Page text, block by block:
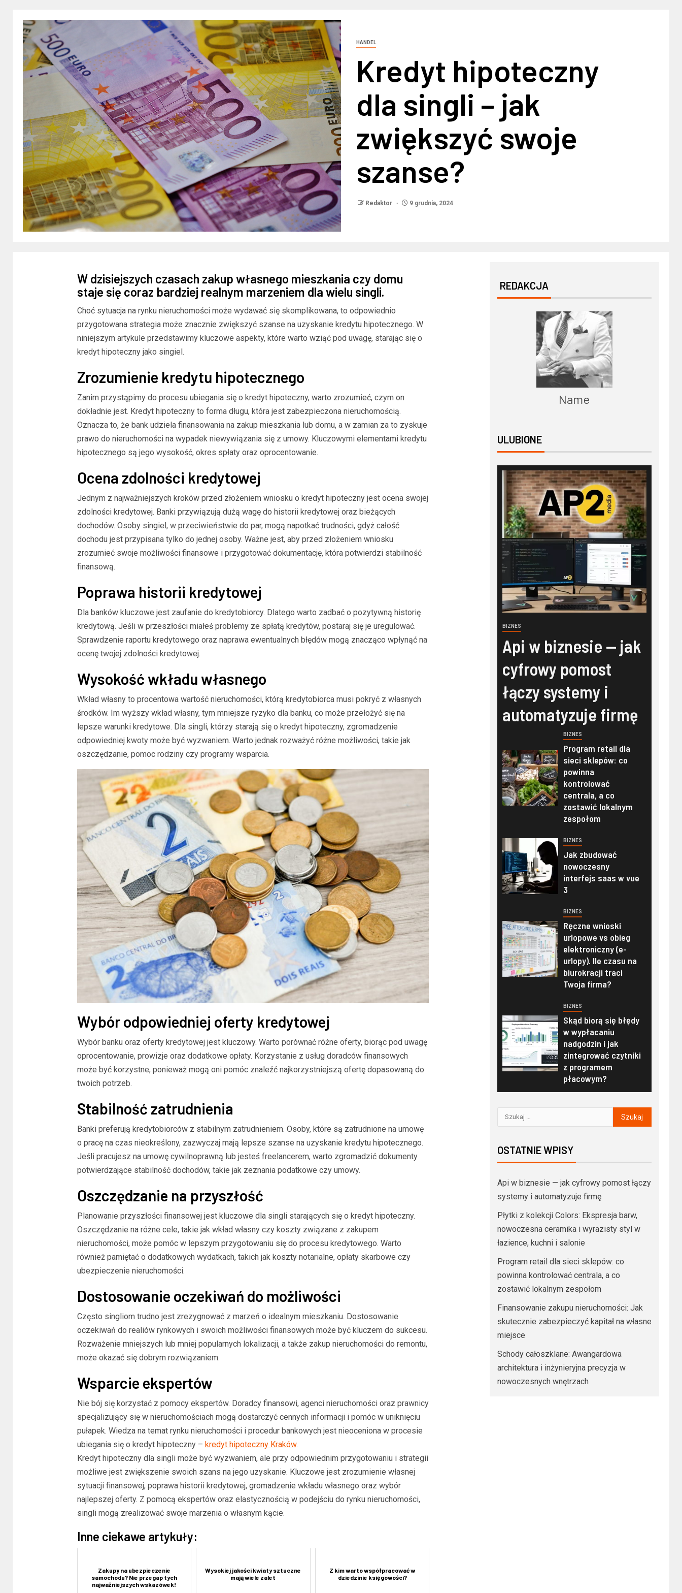
HANDEL
Kredyt hipoteczny
dla singli – jak
zwiększyć swoje
szanse?
Redaktor 9 grudnia, 2024
W dzisiejszych czasach zakup własnego mieszkania czy domu
staje się coraz bardziej realnym marzeniem dla wielu singli.
Choć sytuacja na rynku nieruchomości może wydawać się skomplikowana, to odpowiednio
przygotowana strategia może znacznie zwiększyć szanse na uzyskanie kredytu hipotecznego. W
niniejszym artykule przedstawimy kluczowe aspekty, które warto wziąć pod uwagę, starając się o
kredyt hipoteczny jako singiel.
Zrozumienie kredytu hipotecznego
Zanim przystąpimy do procesu ubiegania się o kredyt hipoteczny, warto zrozumieć, czym on
dokładnie jest. Kredyt hipoteczny to forma długu, która jest zabezpieczona nieruchomością.
Oznacza to, że bank udziela finansowania na zakup mieszkania lub domu, a w zamian za to zyskuje
prawo do nieruchomości na wypadek niewywiązania się z umowy. Kluczowymi elementami kredytu
hipotecznego są jego wysokość, okres spłaty oraz oprocentowanie.
Ocena zdolności kredytowej
Jednym z najważniejszych kroków przed złożeniem wniosku o kredyt hipoteczny jest ocena swojej
zdolności kredytowej. Banki przywiązują dużą wagę do historii kredytowej oraz bieżących
dochodów. Osoby singiel, w przeciwieństwie do par, mogą napotkać trudności, gdyż całość
dochodu jest przypisana tylko do jednej osoby. Ważne jest, aby przed złożeniem wniosku
zrozumieć swoje możliwości finansowe i przygotować dokumentację, która potwierdzi stabilność
finansową.
Poprawa historii kredytowej
Dla banków kluczowe jest zaufanie do kredytobiorcy. Dlatego warto zadbać o pozytywną historię
kredytową. Jeśli w przeszłości miałeś problemy ze spłatą kredytów, postaraj się je uregulować.
Sprawdzenie raportu kredytowego oraz naprawa ewentualnych błędów mogą znacząco wpłynąć na
ocenę twojej zdolności kredytowej.
Wysokość wkładu własnego
Wkład własny to procentowa wartość nieruchomości, którą kredytobiorca musi pokryć z własnych
środków. Im wyższy wkład własny, tym mniejsze ryzyko dla banku, co może przełożyć się na
lepsze warunki kredytowe. Dla singli, którzy starają się o kredyt hipoteczny, zgromadzenie
odpowiedniej kwoty może być wyzwaniem. Warto jednak rozważyć różne możliwości, takie jak
oszczędzanie, pomoc rodziny czy programy wsparcia.
Wybór odpowiedniej oferty kredytowej
Wybór banku oraz oferty kredytowej jest kluczowy. Warto porównać różne oferty, biorąc pod uwagę
oprocentowanie, prowizje oraz dodatkowe opłaty. Korzystanie z usług doradców finansowych
może być korzystne, ponieważ mogą oni pomóc znaleźć najkorzystniejszą ofertę dopasowaną do
twoich potrzeb.
Stabilność zatrudnienia
Banki preferują kredytobiorców z stabilnym zatrudnieniem. Osoby, które są zatrudnione na umowę
o pracę na czas nieokreślony, zazwyczaj mają lepsze szanse na uzyskanie kredytu hipotecznego.
Jeśli pracujesz na umowę cywilnoprawną lub jesteś freelancerem, warto zgromadzić dokumenty
potwierdzające stabilność dochodów, takie jak zeznania podatkowe czy umowy.
Oszczędzanie na przyszłość
Planowanie przyszłości finansowej jest kluczowe dla singli starających się o kredyt hipoteczny.
Oszczędzanie na różne cele, takie jak wkład własny czy koszty związane z zakupem
nieruchomości, może pomóc w lepszym przygotowaniu się do procesu kredytowego. Warto
również pamiętać o dodatkowych wydatkach, takich jak koszty notarialne, opłaty skarbowe czy
ubezpieczenie nieruchomości.
Dostosowanie oczekiwań do możliwości
Często singliom trudno jest zrezygnować z marzeń o idealnym mieszkaniu. Dostosowanie
oczekiwań do realiów rynkowych i swoich możliwości finansowych może być kluczem do sukcesu.
Rozważenie mniejszych lub mniej popularnych lokalizacji, a także zakup nieruchomości do remontu,
może okazać się dobrym rozwiązaniem.
Wsparcie ekspertów
Nie bój się korzystać z pomocy ekspertów. Doradcy finansowi, agenci nieruchomości oraz prawnicy
specjalizujący się w nieruchomościach mogą dostarczyć cennych informacji i pomóc w uniknięciu
pułapek. Wiedza na temat rynku nieruchomości i procedur bankowych jest nieoceniona w procesie
ubiegania się o kredyt hipoteczny – kredyt hipoteczny Kraków.
Kredyt hipoteczny dla singli może być wyzwaniem, ale przy odpowiednim przygotowaniu i strategii
możliwe jest zwiększenie swoich szans na jego uzyskanie. Kluczowe jest zrozumienie własnej
sytuacji finansowej, poprawa historii kredytowej, gromadzenie wkładu własnego oraz wybór
najlepszej oferty. Z pomocą ekspertów oraz elastycznością w podejściu do rynku nieruchomości,
singli mogą zrealizować swoje marzenia o własnym kącie.
Inne ciekawe artykuły:
Zakupy na ubezpieczenie
samochodu? Nie przegap tych
najważniejszych wskazówek!
Wysokiej jakości kwiaty sztuczne
mają wiele zalet
Z kim warto współpracować w
dziedzinie księgowości?
REDAKCJA
Name
ULUBIONE
BIZNES
Api w biznesie — jak
cyfrowy pomost
łączy systemy i
automatyzuje firmę
BIZNES
Program retail dla
sieci sklepów: co
powinna
kontrolować
centrala, a co
zostawić lokalnym
zespołom
BIZNES
Jak zbudować
nowoczesny
interfejs saas w vue
3
BIZNES
Ręczne wnioski
urlopowe vs obieg
elektroniczny (e-
urlopy). Ile czasu na
biurokracji traci
Twoja firma?
BIZNES
Skąd biorą się błędy
w wypłacaniu
nadgodzin i jak
zintegrować czytniki
z programem
płacowym?
OSTATNIE WPISY
Api w biznesie — jak cyfrowy pomost łączy
systemy i automatyzuje firmę
Płytki z kolekcji Colors: Ekspresja barw,
nowoczesna ceramika i wyrazisty styl w
łazience, kuchni i salonie
Program retail dla sieci sklepów: co
powinna kontrolować centrala, a co
zostawić lokalnym zespołom
Finansowanie zakupu nieruchomości: Jak
skutecznie zabezpieczyć kapitał na własne
miejsce
Schody całoszklane: Awangardowa
architektura i inżynieryjna precyzja w
nowoczesnych wnętrzach